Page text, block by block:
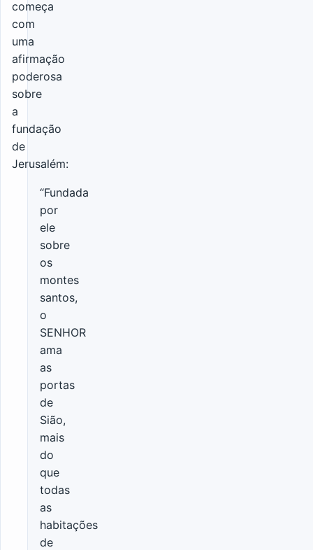
começa
com
uma
afirmação
poderosa
sobre
a
fundação
de
Jerusalém:
“Fundada
por
ele
sobre
os
montes
santos,
o
SENHOR
ama
as
portas
de
Sião,
mais
do
que
todas
as
habitações
de